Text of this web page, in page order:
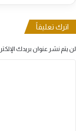
اترك تعليقاً
لن يتم نشر عنوان بريدك